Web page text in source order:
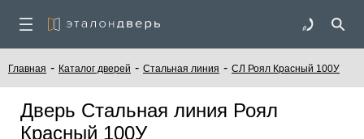
Главная - Каталог дверей - Стальная линия - СЛ Роял Красный 100У
Дверь Стальная линия Роял
Красный 100У